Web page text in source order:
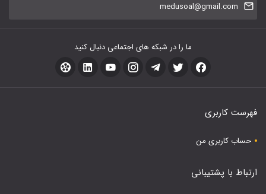
medusoal@gmail.com
ما را در شبکه های اجتماعی دنبال کنید
فهرست کاربری
حساب کاربری من
ارتباط با پشتیبانی